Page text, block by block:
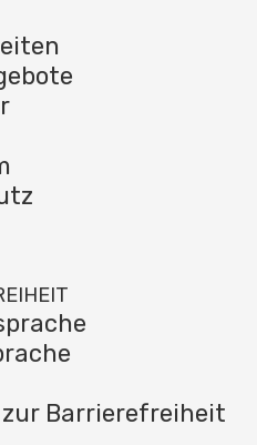
Barrierefreiheit